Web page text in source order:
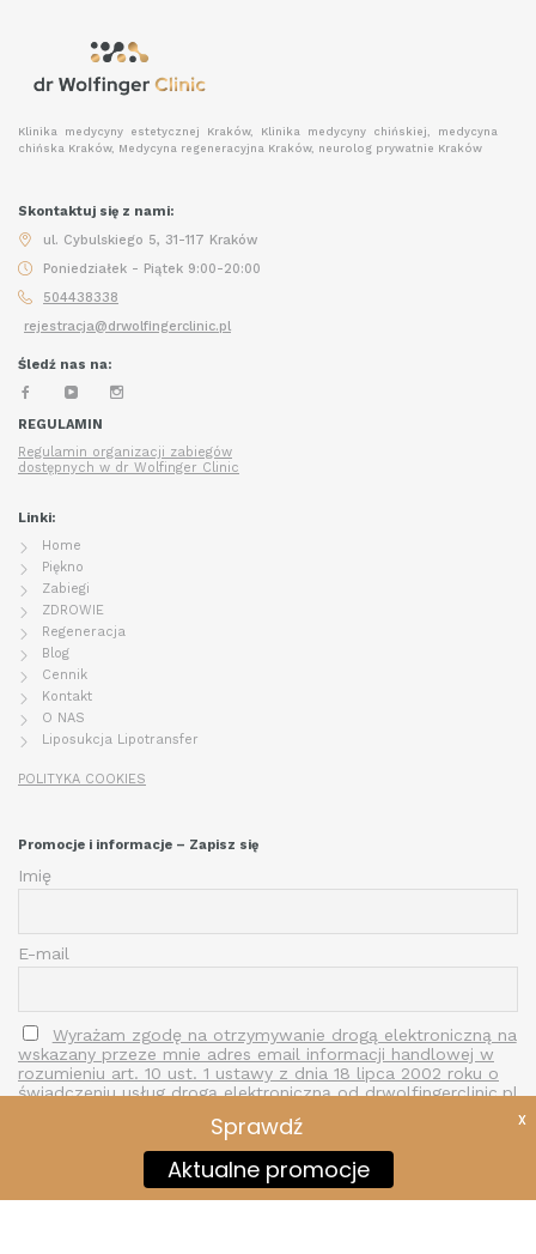
Klinika medycyny estetycznej Kraków, Klinika medycyny chińskiej, medycyna
chińska Kraków, Medycyna regeneracyjna Kraków, neurolog prywatnie Kraków
Skontaktuj się z nami:
ul. Cybulskiego 5, 31-117 Kraków
Poniedziałek - Piątek 9:00-20:00
504438338
rejestracja@drwolfingerclinic.pl
Śledź nas na:
REGULAMIN
Regulamin organizacji zabiegów
dostępnych w dr Wolfinger Clinic
Linki:
Home
Piękno
Zabiegi
ZDROWIE
Regeneracja
Blog
Cennik
Kontakt
O NAS
Liposukcja Lipotransfer
POLITYKA COOKIES
Promocje i informacje – Zapisz się
Imię
E-mail
Wyrażam zgodę na otrzymywanie drogą elektroniczną na
wskazany przeze mnie adres email informacji handlowej w
rozumieniu art. 10 ust. 1 ustawy z dnia 18 lipca 2002 roku o
świadczeniu usług drogą elektroniczną od drwolfingerclinic.pl
Sprawdź
Aktualne promocje
X